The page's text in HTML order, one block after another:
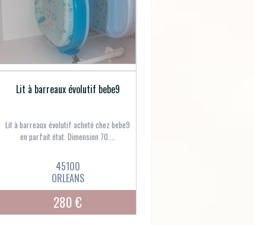
Lit à barreaux évolutif bebe9
Lit à barreaux évolutif acheté chez bebe9
en parfait état. Dimension 70 ...
45100
ORLEANS
280 €